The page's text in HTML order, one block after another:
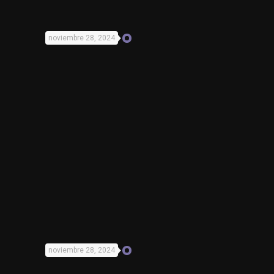
noviembre 28, 2024
noviembre 28, 2024